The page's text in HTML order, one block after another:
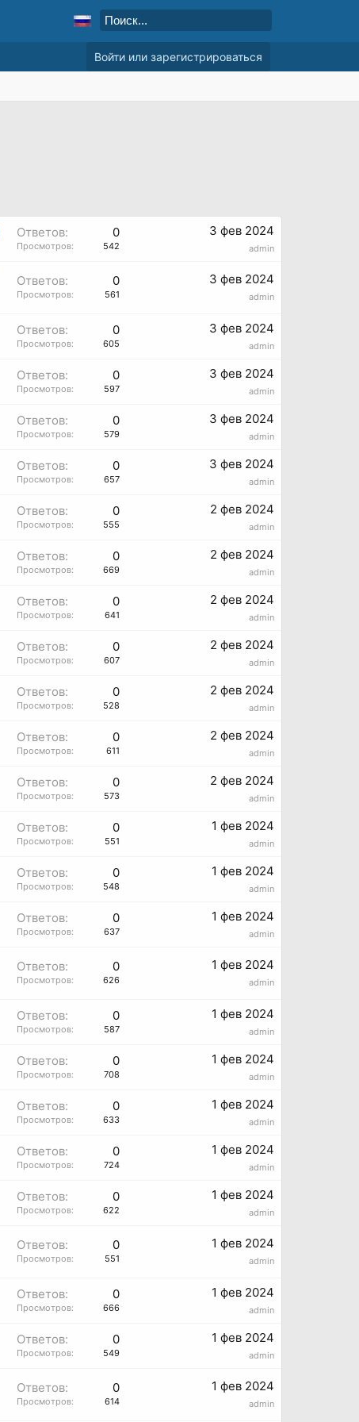
Ответов: 0
Просмотров: 542
3 фев 2024
admin
Ответов: 0
Просмотров: 561
3 фев 2024
admin
Ответов: 0
Просмотров: 605
3 фев 2024
admin
Ответов: 0
Просмотров: 597
3 фев 2024
admin
Ответов: 0
Просмотров: 579
3 фев 2024
admin
Ответов: 0
Просмотров: 657
3 фев 2024
admin
Ответов: 0
Просмотров: 555
2 фев 2024
admin
Ответов: 0
Просмотров: 669
2 фев 2024
admin
Ответов: 0
Просмотров: 641
2 фев 2024
admin
Ответов: 0
Просмотров: 607
2 фев 2024
admin
Ответов: 0
Просмотров: 528
2 фев 2024
admin
Ответов: 0
Просмотров: 611
2 фев 2024
admin
Ответов: 0
Просмотров: 573
2 фев 2024
admin
Ответов: 0
Просмотров: 551
1 фев 2024
admin
Ответов: 0
Просмотров: 548
1 фев 2024
admin
Ответов: 0
Просмотров: 637
1 фев 2024
admin
Ответов: 0
Просмотров: 626
1 фев 2024
admin
Ответов: 0
Просмотров: 587
1 фев 2024
admin
Ответов: 0
Просмотров: 708
1 фев 2024
admin
Ответов: 0
Просмотров: 633
1 фев 2024
admin
Ответов: 0
Просмотров: 724
1 фев 2024
admin
Ответов: 0
Просмотров: 622
1 фев 2024
admin
Ответов: 0
Просмотров: 551
1 фев 2024
admin
Ответов: 0
Просмотров: 666
1 фев 2024
admin
Ответов: 0
Просмотров: 549
1 фев 2024
admin
Ответов: 0
Просмотров: 614
1 фев 2024
admin
Войти или зарегистрироваться